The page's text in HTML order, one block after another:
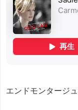
エンドモンタージュ